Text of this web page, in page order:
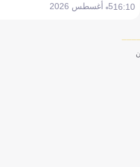
16:105 أغسطس 2026